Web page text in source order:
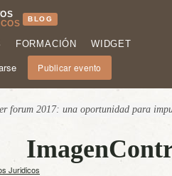
BLOG
FORMACIÓN WIDGET
Publicar evento
forum 2017: una oportunidad para
Juridicos